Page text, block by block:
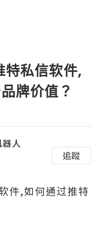
特私信软件,
牌价值？
人
追蹤
件,如何通过推特